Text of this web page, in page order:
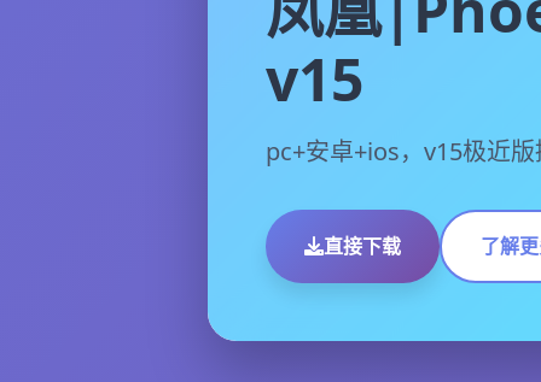
v15
pc+安卓+ios，v15极近
直接下载 了解